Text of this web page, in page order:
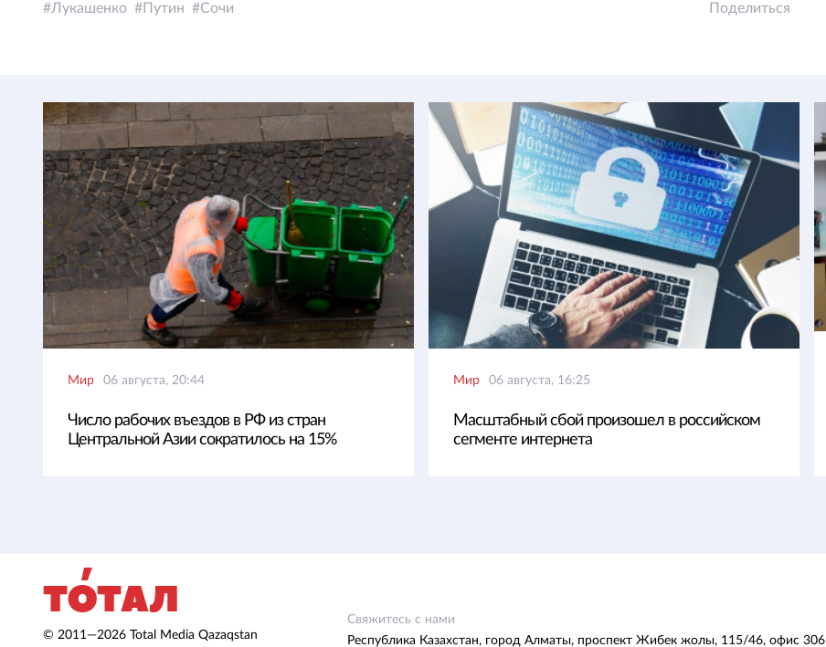
Лукашенко Путин Сочи Поделиться
Мир 06 августа, 20:44
Число рабочих въездов в РФ из стран
Центральной Азии сократилось на 15%
Мир 06 августа, 16:25
Масштабный сбой произошел в российском
сегменте интернета
© 2011—2026 Total Media Qazaqstan
Свяжитесь с нами
Республика Казахстан, город Алматы, проспект Жибек жолы, 115/46, офис 306